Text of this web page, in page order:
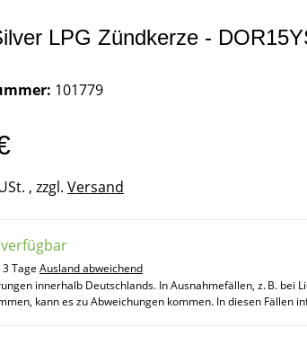
LPG Zündkerze -
101779
, zzgl. Versand
3 Tage Ausland abweichend
innerhalb Deutschlands. In Ausnahmefällen, z. B. bei
kann es zu Abweichungen kommen. In diesen Fällen